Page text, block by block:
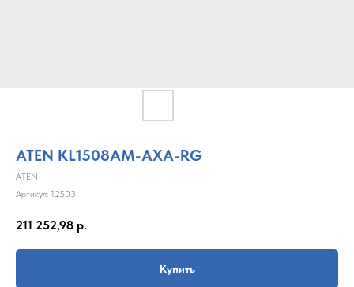
ATEN KL1508AM-AXA-RG
ATEN
Артикул: 12503
211 252,98 р.
Купить